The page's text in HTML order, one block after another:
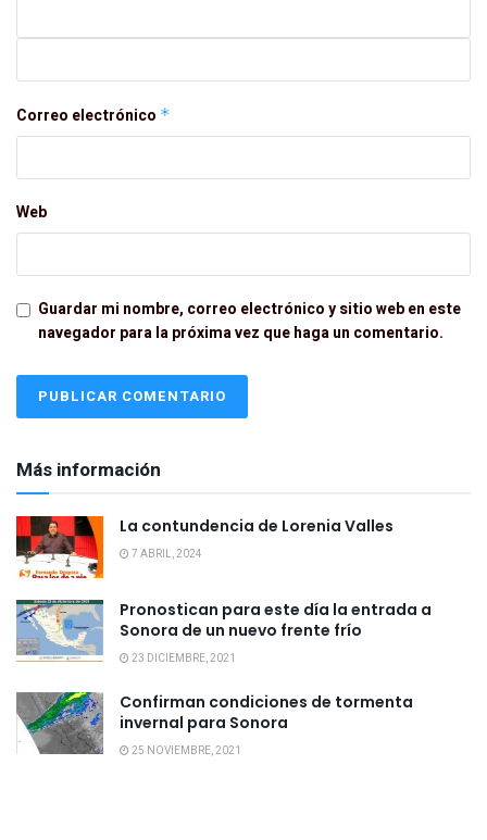
Correo electrónico *
Web
Guardar mi nombre, correo electrónico y sitio web en este
navegador para la próxima vez que haga un comentario.
Más información
La contundencia de Lorenia Valles
7 ABRIL, 2024
Pronostican para este día la entrada a
Sonora de un nuevo frente frío
23 DICIEMBRE, 2021
Confirman condiciones de tormenta
invernal para Sonora
25 NOVIEMBRE, 2021